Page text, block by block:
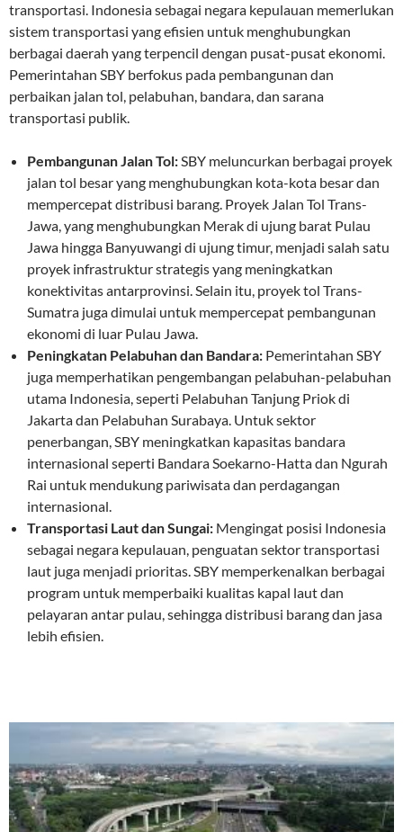
transportasi. Indonesia sebagai negara kepulauan memerlukan
sistem transportasi yang efisien untuk menghubungkan
berbagai daerah yang terpencil dengan pusat-pusat ekonomi.
Pemerintahan SBY berfokus pada pembangunan dan
perbaikan jalan tol, pelabuhan, bandara, dan sarana
transportasi publik.
Pembangunan Jalan Tol:SBY meluncurkan berbagai proyek
jalan tol besar yang menghubungkan kota-kota besar dan
mempercepat distribusi barang. Proyek Jalan Tol Trans-
Jawa, yang menghubungkan Merak di ujung barat Pulau
Jawa hingga Banyuwangi di ujung timur, menjadi salah satu
proyek infrastruktur strategis yang meningkatkan
konektivitas antarprovinsi. Selain itu, proyek tol Trans-
Sumatra juga dimulai untuk mempercepat pembangunan
ekonomi di luar Pulau Jawa.
Peningkatan Pelabuhan dan Bandara: Pemerintahan SBY
juga memperhatikan pengembangan pelabuhan-pelabuhan
utama Indonesia, seperti Pelabuhan Tanjung Priok di
Jakarta dan Pelabuhan Surabaya. Untuk sektor
penerbangan, SBY meningkatkan kapasitas bandara
internasional seperti Bandara Soekarno-Hatta dan Ngurah
Rai untuk mendukung pariwisata dan perdagangan
internasional.
Transportasi Laut dan Sungai: Mengingat posisi Indonesia
sebagai negara kepulauan, penguatan sektor transportasi
laut juga menjadi prioritas. SBY memperkenalkan berbagai
program untuk memperbaiki kualitas kapal laut dan
pelayaran antar pulau, sehingga distribusi barang dan jasa
lebih efisien.